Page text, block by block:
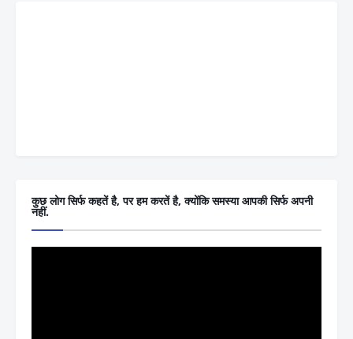
कुछ लोग सिर्फ कहतें है, पर हम करतें है, क्योंकि समस्या आपकी सिर्फ अपनी
नहीं.